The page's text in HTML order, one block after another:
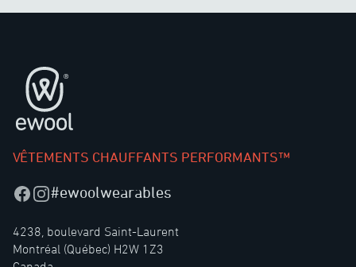
Pied de page
VÊTEMENTS CHAUFFANTS PERFORMANTS™
Facebook
Instagram
#ewoolwearables
4238, boulevard Saint-Laurent
Montréal (Québec) H2W 1Z3